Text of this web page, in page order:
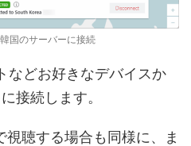
国のサーバーに接続
などお好きなデバイスか
接続します。
聴する場合も同様に、ま